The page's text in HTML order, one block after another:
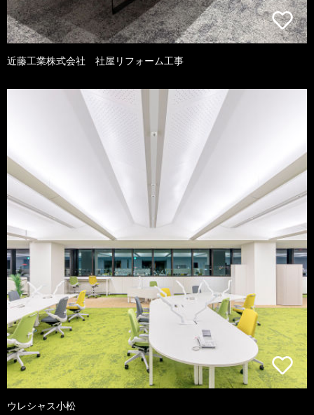
近藤工業株式会社 社屋リフォーム工事
ウレシャス小松